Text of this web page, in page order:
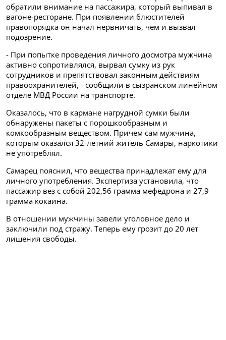
обратили внимание на пассажира, который выпивал в
вагоне-ресторане. При появлении блюстителей
правопорядка он начал нервничать, чем и вызвал
подозрение.
- При попытке проведения личного досмотра мужчина
активно сопротивлялся, вырвал сумку из рук
сотрудников и препятствовал законным действиям
правоохранителей, - сообщили в сызранском линейном
отделе МВД России на транспорте.
Оказалось, что в кармане нагрудной сумки были
обнаружены пакеты с порошкообразным и
комкообразным веществом. Причем сам мужчина,
которым оказался 32-летний житель Самары, наркотики
не употреблял.
Самарец пояснил, что вещества принадлежат ему для
личного употребления. Экспертиза установила, что
пассажир вез с собой 202,56 грамма мефедрона и 27,9
грамма кокаина.
В отношении мужчины завели уголовное дело и
заключили под стражу. Теперь ему грозит до 20 лет
лишения свободы.